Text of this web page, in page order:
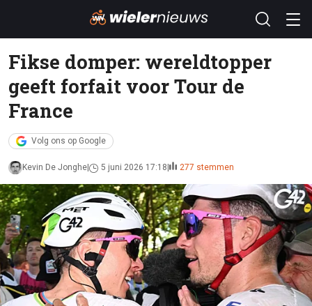
Fikse domper: wereldtopper
geeft forfait voor Tour de
France
Volg ons op Google
Kevin De Jonghe 5 juni 2026 17:18 277 stemmen